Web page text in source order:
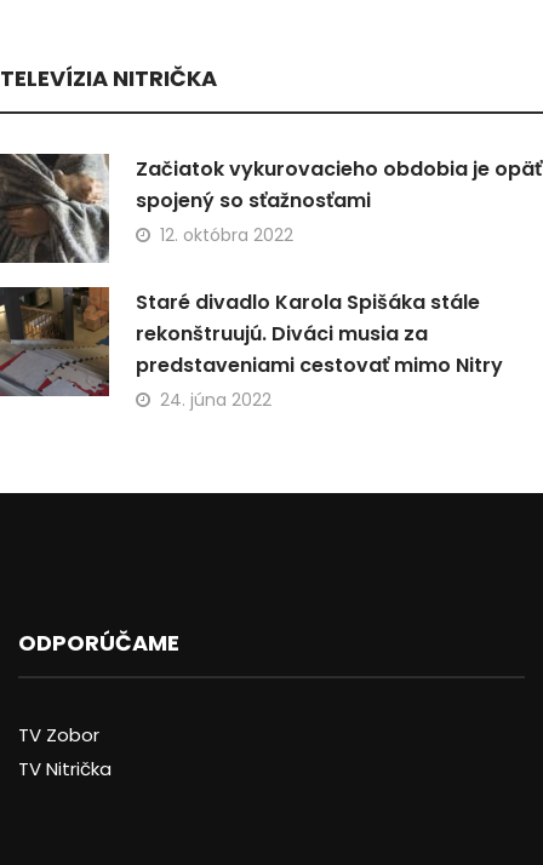
TELEVÍZIA NITRIČKA
Začiatok vykurovacieho obdobia je opäť
spojený so sťažnosťami
12. októbra 2022
Staré divadlo Karola Spišáka stále
rekonštruujú. Diváci musia za
predstaveniami cestovať mimo Nitry
24. júna 2022
ODPORÚČAME
TV Zobor
TV Nitrička